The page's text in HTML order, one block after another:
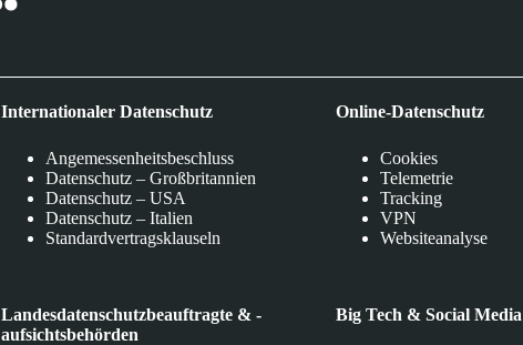
Internationaler Datenschutz
Angemessenheitsbeschluss
Datenschutz – Großbritannien
Datenschutz – USA
Datenschutz – Italien
Standardvertragsklauseln
Landesdatenschutzbeauftragte & -
aufsichtsbehörden
Online-Datenschutz
Cookies
Telemetrie
Tracking
VPN
Websiteanalyse
Big Tech & Social Media